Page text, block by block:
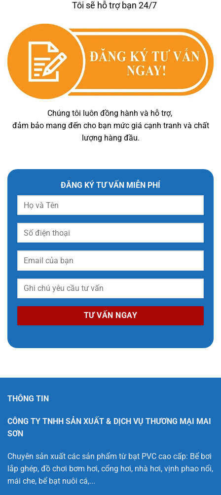
Tôi sẽ hỗ trợ bạn 24/7
Chúng tôi luôn đồng hành và hỗ trợ,
đảm bảo mang đến cho bạn mức giá cạnh tranh và chất
lượng hàng đầu.
ĐĂNG KÝ TƯ VẤN MIỄN PHÍ
THÔNG TIN
CÔNG TY TNHH SẢN XUẤT & DỊCH VỤ THƯƠNG MẠI MAI
SƠN
Chuyên sản xuất các sản phẩm từ bạt PVC cao cấp: Bể bơi
lắp ghép, đồ chơi bơm hơi, cổng hơi, nhà hơi, vịnh phao nổi,
mái che, bể bạt nuôi cá,...